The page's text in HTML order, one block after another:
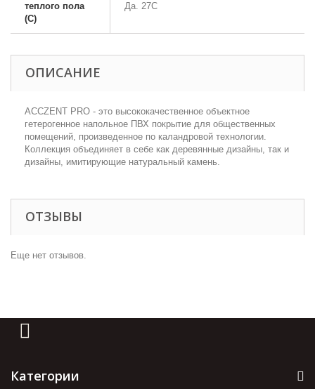
теплого пола
(С)
Да. 27С
ОПИСАНИЕ
АCCZENT PRO - это высококачественное объектное
гетерогенное напольное ПВХ покрытие для общественных
помещений, произведенное по каландровой технологии.
Коллекция объединяет в себе как деревянные дизайны, так и
дизайны, имитирующие натуральный камень.
ОТЗЫВЫ
Еще нет отзывов.
Категории